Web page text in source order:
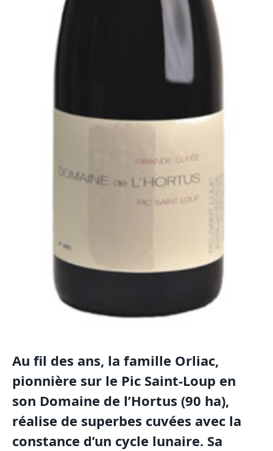
Au fil des ans, la famille Orliac,
pionnière sur le Pic Saint-Loup en
son Domaine de l’Hortus (90 ha),
réalise de superbes cuvées avec la
constance d’un cycle lunaire. Sa